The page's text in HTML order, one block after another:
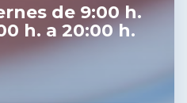
de 9:00 h.
h. a 20:00 h.